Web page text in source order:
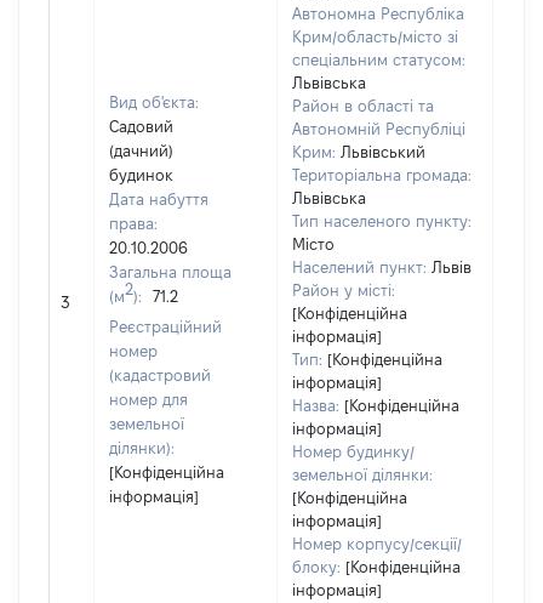
3
Вид об'єкта:
Садовий
(дачний)
будинок
Дата набуття
права:
20.10.2006
Загальна площа
(м2):
71.2
Реєстраційний
номер
(кадастровий
номер для
земельної
ділянки):
[Конфіденційна
інформація]
Автономна Республіка
Крим/область/місто зі
спеціальним статусом:
Львівська
Район в області та
Автономній Республіці
Крим: Львівський
Територіальна громада:
Львівська
Тип населеного пункту:
Місто
Населений пункт: Львів
Район у місті:
[Конфіденційна
інформація]
Тип: [Конфіденційна
інформація]
Назва: [Конфіденційна
інформація]
Номер будинку/
земельної ділянки:
[Конфіденційна
інформація]
Номер корпусу/секції/
блоку: [Конфіденційна
інформація]